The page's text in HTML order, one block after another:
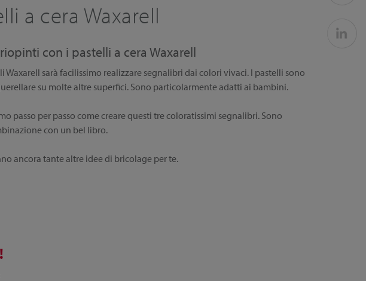
a cera Waxarell
con i pastelli a cera Waxarell
Waxarell sarà facilissimo realizzare segnalibri dai colori vivaci. I pastelli sono
su molte altre superfici. Sono particolarmente adatti ai bambini.
passo per passo come creare questi tre coloratissimi segnalibri. Sono
con un bel libro.
ancora tante altre idee di bricolage per te.